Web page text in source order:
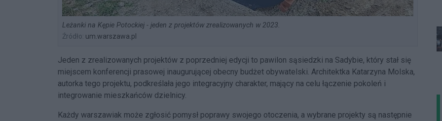
Leżanki na Kępie Potockiej - jeden z projektów zrealizowanych w 2023.
Źródło: um.warszawa.pl
Jeden z zrealizowanych projektów z poprzedniej edycji to pawilon sąsiedzki na Sadybie, który stał się
miejscem konferencji prasowej inaugurującej obecny budżet obywatelski. Architektka Katarzyna Molska,
autorka tego projektu, podkreślała jego integracyjny charakter, mający na celu łączenie pokoleń i
integrowanie mieszkańców dzielnicy.
Każdy warszawiak może zgłosić pomysł poprawy swojego otoczenia, a wybrane projekty są następnie